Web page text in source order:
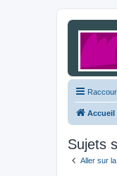
Accueil
Sujets
Aller sur